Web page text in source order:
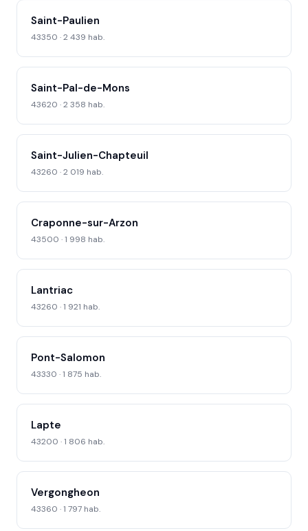
Saint-Paulien
43350 · 2 439 hab.
Saint-Pal-de-Mons
43620 · 2 358 hab.
Saint-Julien-Chapteuil
43260 · 2 019 hab.
Craponne-sur-Arzon
43500 · 1 998 hab.
Lantriac
43260 · 1 921 hab.
Pont-Salomon
43330 · 1 875 hab.
Lapte
43200 · 1 806 hab.
Vergongheon
43360 · 1 797 hab.